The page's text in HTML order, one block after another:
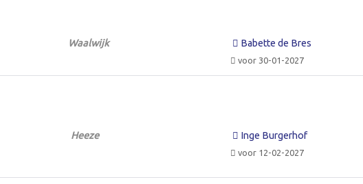
Waalwijk Babette de Bres
voor 30-01-2027
Heeze Inge Burgerhof
voor 12-02-2027